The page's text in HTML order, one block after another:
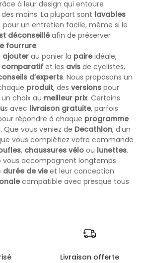
à leur design qui entoure
mains. La plupart sont lavables
un entretien facile, même si le
déconseilléafin de préserver
fourrure.
ajouter au panier la paireidéale,
comparatif et les avis de cyclistes,
d’experts. Nous proposons un
produit, des versions pour
choix au meilleur prix. Certains
s avec livraison gratuite, parfois
répondre à chaque programme
Que vous veniez de Decathlon, d’un
vous complétiez votre commande
, chaussures vélo ou lunettes,
vous accompagnent longtemps
durée de vieet leur conception
compatible avec presque tous
Livraison offerte